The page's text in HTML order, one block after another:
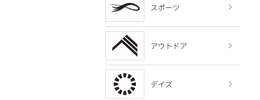
スポーツ
アウトドア
デイズ